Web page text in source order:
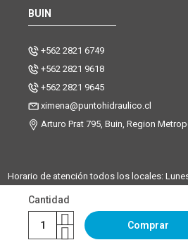
Cantidad
Comprar
BUIN
+562 2821 6749
+562 2821 9618
+562 2821 9645
ximena@puntohidraulico.cl
Arturo Prat 795, Buin, Region
Horario de atención todos los locales:
Desde octubre hasta febrero, trabajamos
horas en la sucursal Buin. La
permanecerá cerrada los